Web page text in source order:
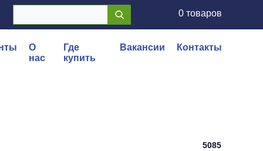
0 товаров
О
нас
Где
купить
Вакансии Контакты
5085